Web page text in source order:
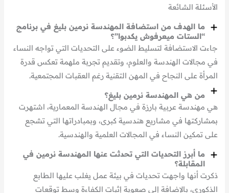
الأسئلة الشائعة
ما الهدف من استضافة المهندسة نرمين بليغ في برنامج
“الستات ميعرفوش يكدبوا”؟
جاءت الاستضافة لتسليط الضوء على التحديات التي تواجه النساء
في مجالات الهندسة والعلوم، وتقديم تجربة ملهمة تعكس قدرة
المرأة على النجاح في المهن التقنية رغم العقبات المجتمعية.
من هي المهندسة نرمين بليغ؟
هي مهندسة عربية بارزة في مجال الهندسة المعمارية، اشتهرت
بمشاركتها في مشاريع هندسية كبرى، وبمبادراتها التي تشجع
على تمكين النساء في المجالات العلمية والهندسية.
ما أبرز التحديات التي تحدثت عنها المهندسة نرمين في
المقابلة؟
ذكرت أنها واجهت تحديات في بيئة عمل يغلب عليها الطابع
الذكوري، بالإضافة إلى صعوبة إثبات الكفاءة وسط توقعات